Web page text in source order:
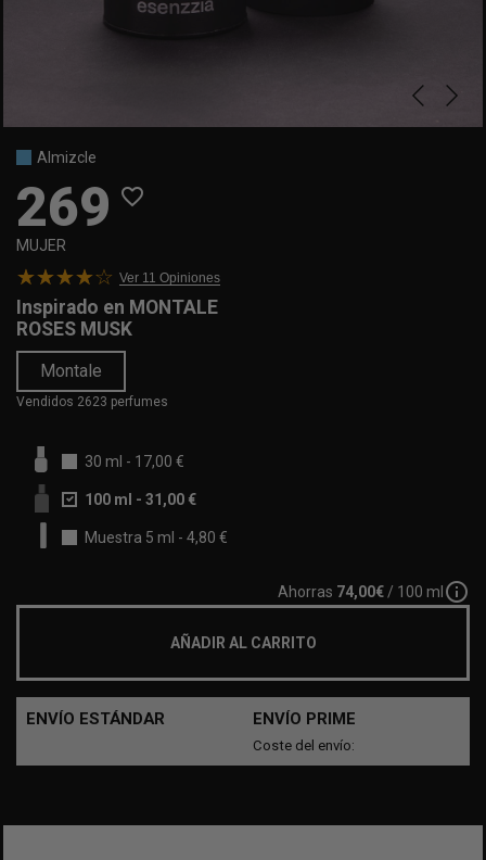
Almizcle
269 favorite_border
MUJER
Ver 11 Opiniones
Inspirado en MONTALE
ROSES MUSK
Montale
Vendidos 2623 perfumes
30 ml - 17,00 €
100 ml - 31,00 €
Muestra 5 ml - 4,80 €
Ahorras 74,00€ / 100 mlinfo_outline
AÑADIR AL CARRITO
ENVÍO ESTÁNDAR ENVÍO PRIME
Coste del envío: